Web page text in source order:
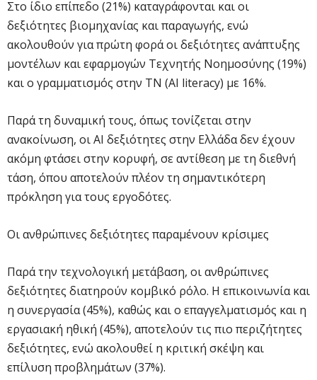
Στο ίδιο επίπεδο (21%) καταγράφονται και οι
δεξιότητες βιομηχανίας και παραγωγής, ενώ
ακολουθούν για πρώτη φορά οι δεξιότητες ανάπτυξης
μοντέλων και εφαρμογών Τεχνητής Νοημοσύνης (19%)
και ο γραμματισμός στην ΤΝ (AI literacy) με 16%.
Παρά τη δυναμική τους, όπως τονίζεται στην
ανακοίνωση, οι AI δεξιότητες στην Ελλάδα δεν έχουν
ακόμη φτάσει στην κορυφή, σε αντίθεση με τη διεθνή
τάση, όπου αποτελούν πλέον τη σημαντικότερη
πρόκληση για τους εργοδότες.
Οι ανθρώπινες δεξιότητες παραμένουν κρίσιμες
Παρά την τεχνολογική μετάβαση, οι ανθρώπινες
δεξιότητες διατηρούν κομβικό ρόλο. Η επικοινωνία και
η συνεργασία (45%), καθώς και ο επαγγελματισμός και η
εργασιακή ηθική (45%), αποτελούν τις πιο περιζήτητες
δεξιότητες, ενώ ακολουθεί η κριτική σκέψη και
επίλυση προβλημάτων (37%).